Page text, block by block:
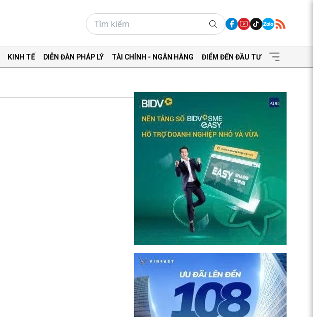
KINH TẾ DIỄN ĐÀN PHÁP LÝ TÀI CHÍNH - NGÂN HÀNG ĐIỂM ĐẾN ĐẦU TƯ